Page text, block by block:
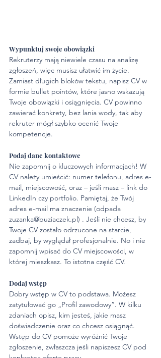
Wypunktuj swoje obowiązki
Rekruterzy mają niewiele czasu na analizę
zgłoszeń, więc musisz ułatwić im życie.
Zamiast długich bloków tekstu, napisz CV w
formie bullet pointów, które jasno wskazują
Twoje obowiązki i osiągnięcia. CV powinno
zawierać konkrety, bez lania wody, tak aby
rekruter mógł szybko ocenić Twoje
kompetencje.
Podaj dane kontaktowe
Nie zapomnij o kluczowych informacjach! W
CV należy umieścić: numer telefonu, adres e-
mail, miejscowość, oraz – jeśli masz – link do
LinkedIn czy portfolio. Pamiętaj, że Twój
adres e-mail ma znaczenie (odpada
zuzanka@buziaczek.pl) . Jeśli nie chcesz, by
Twoje CV zostało odrzucone na starcie,
zadbaj, by wyglądał profesjonalnie. No i nie
zapomnij wpisać do CV miejscowości, w
której mieszkasz. To istotna część CV.
Dodaj wstęp
Dobry wstęp w CV to podstawa. Możesz
zatytułować go „Profil zawodowy”. W kilku
zdaniach opisz, kim jesteś, jakie masz
doświadczenie oraz co chcesz osiągnąć.
Wstęp do CV pomoże wyróżnić Twoje
zgłoszenie, zwłaszcza jeśli napiszesz CV pod